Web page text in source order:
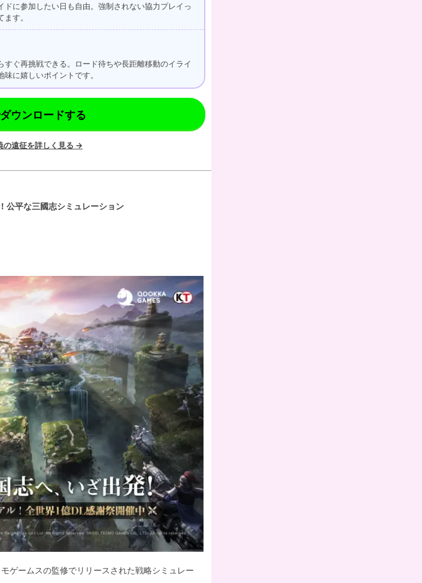
に参加したい日も自由。強制されない協力プレイっ
す。
ぐ再挑戦できる。ロード待ちや長距離移動のイライ
に嬉しいポイントです。
ウンロードする
の遠征を詳しく見る →
公平な三國志シミュレーション
ゲームスの監修でリリースされた戦略シミュレー